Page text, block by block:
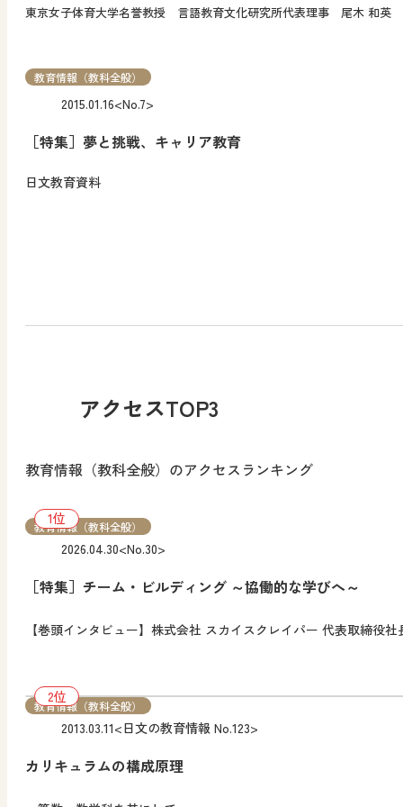
東京女子体育大学名誉教授 言語教育文化研究所代表理事 尾木 和英
［特集］夢と挑戦、キャリア教育
日文教育資料
2015.01.16<No.7>
教育情報（教科全般）
アクセスTOP3
教育情報（教科全般）のアクセスランキング
［特集］チーム・ビルディング ～協働的な学びへ～
【巻頭インタビュー】株式会社 スカイスクレイパー 代表取締役
2026.04.30<No.30>
教育情報（教科全般）
カリキュラムの構成原理
2013.03.11<日文の教育情報 No.123>
教育情報（教科全般）